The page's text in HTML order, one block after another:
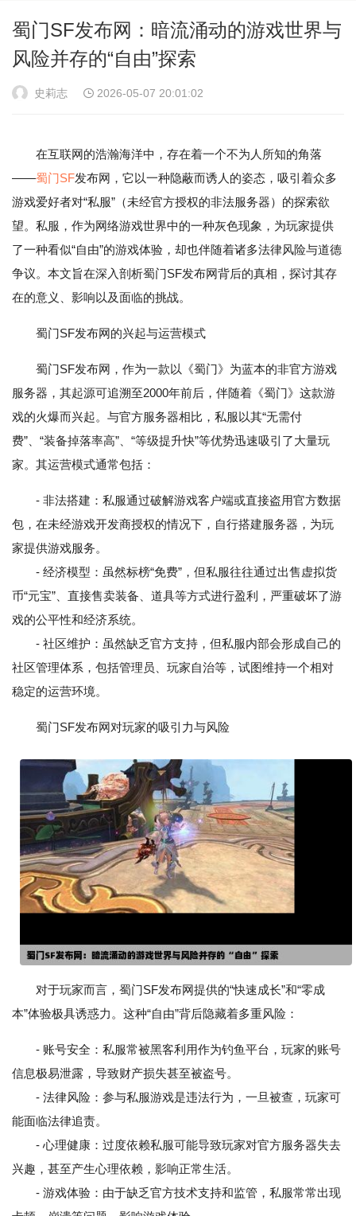
蜀门SF发布网：暗流涌动的游戏世界与
风险并存的“自由”探索
史莉志 2026-05-07 20:01:02
在互联网的浩瀚海洋中，存在着一个不为人所知的角落
——蜀门SF发布网，它以一种隐蔽而诱人的姿态，吸引着众多
游戏爱好者对“私服”（未经官方授权的非法服务器）的探索欲
望。私服，作为网络游戏世界中的一种灰色现象，为玩家提供
了一种看似“自由”的游戏体验，却也伴随着诸多法律风险与道德
争议。本文旨在深入剖析蜀门SF发布网背后的真相，探讨其存
在的意义、影响以及面临的挑战。
蜀门SF发布网的兴起与运营模式
蜀门SF发布网，作为一款以《蜀门》为蓝本的非官方游戏
服务器，其起源可追溯至2000年前后，伴随着《蜀门》这款游
戏的火爆而兴起。与官方服务器相比，私服以其“无需付
费”、“装备掉落率高”、“等级提升快”等优势迅速吸引了大量玩
家。其运营模式通常包括：
- 非法搭建：私服通过破解游戏客户端或直接盗用官方数据
包，在未经游戏开发商授权的情况下，自行搭建服务器，为玩
家提供游戏服务。
- 经济模型：虽然标榜“免费”，但私服往往通过出售虚拟货
币“元宝”、直接售卖装备、道具等方式进行盈利，严重破坏了游
戏的公平性和经济系统。
- 社区维护：虽然缺乏官方支持，但私服内部会形成自己的
社区管理体系，包括管理员、玩家自治等，试图维持一个相对
稳定的运营环境。
蜀门SF发布网对玩家的吸引力与风险
对于玩家而言，蜀门SF发布网提供的“快速成长”和“零成
本”体验极具诱惑力。这种“自由”背后隐藏着多重风险：
- 账号安全：私服常被黑客利用作为钓鱼平台，玩家的账号
信息极易泄露，导致财产损失甚至被盗号。
- 法律风险：参与私服游戏是违法行为，一旦被查，玩家可
能面临法律追责。
- 心理健康：过度依赖私服可能导致玩家对官方服务器失去
兴趣，甚至产生心理依赖，影响正常生活。
- 游戏体验：由于缺乏官方技术支持和监管，私服常常出现